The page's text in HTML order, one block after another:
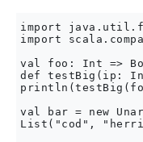
import
import
val foo: Int =>
def testBig(ip:
val bar = new
List("cod",